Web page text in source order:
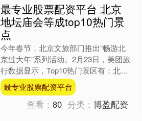
最专业股票配资平台 北京
地坛庙会等成top10热门景
点
今年春节，北京文旅部门推出“畅游北
京过大年”系列活动。2月23日，美团旅
行数据显示，Top10热门景区有：北京
地坛庙会、北京环球度假区、红螺寺、
潭柘寺等景区、北....
最专业股票配资平台
查看：80 分类：博盈配资